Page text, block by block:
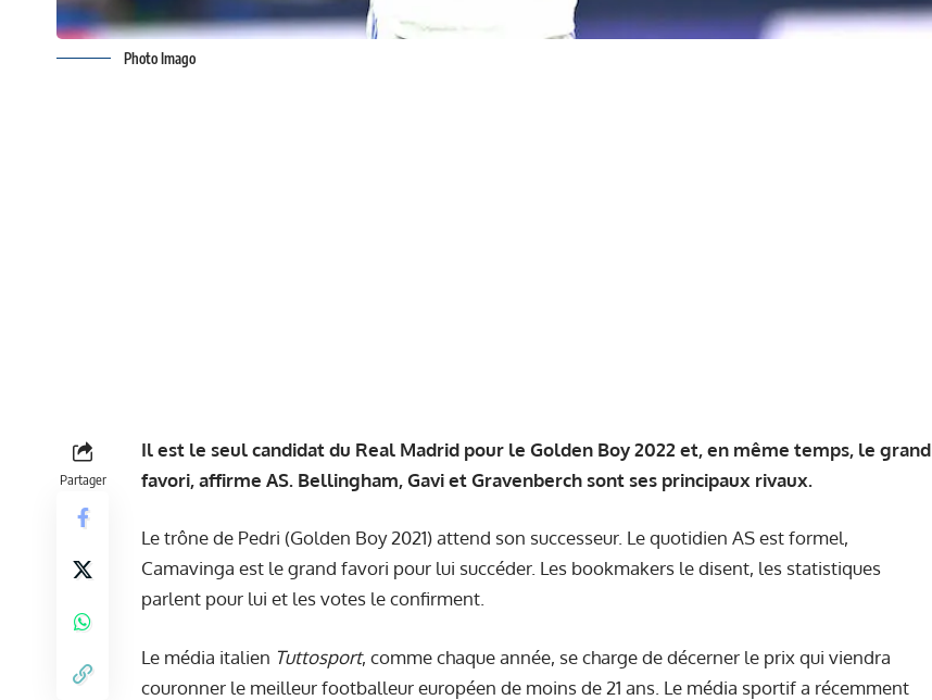
Photo Imago
Partager
Il est le seul candidat du Real Madrid pour le Golden Boy 2022 et, en même temps, le grand
favori, affirme AS. Bellingham, Gavi et Gravenberch sont ses principaux rivaux.
Le trône de Pedri (Golden Boy 2021) attend son successeur. Le quotidien ASest formel,
Camavinga est le grand favori pour lui succéder. Les bookmakers le disent, les statistiques
parlent pour lui et les votes le confirment.
Le média italien Tuttosport, comme chaque année, se charge de décerner le prix qui viendra
couronner le meilleur footballeur européen de moins de 21 ans. Le média sportif a récemment